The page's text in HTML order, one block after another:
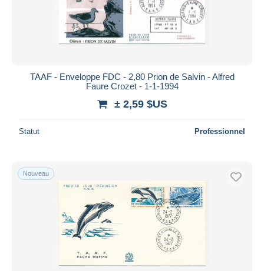
TAAF - Enveloppe FDC - 2,80 Prion de Salvin - Alfred
Faure Crozet - 1-1-1994
± 2,59 $US
Statut Professionnel
Nouveau